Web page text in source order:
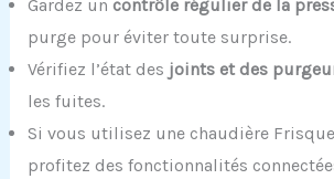
Gardez un contrôle régulier de la
purge pour éviter toute surprise.
Vérifiez l’état des joints et des
les fuites.
Si vous utilisez une chaudière
profitez des fonctionnalités